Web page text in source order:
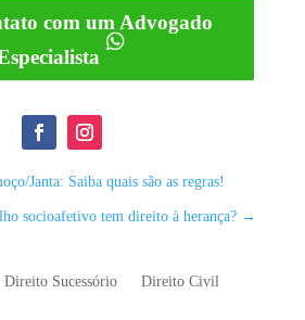
com um Advogado
Janta: Saiba quais são as regras!
socioafetivo tem direito à herança? →
Direito Sucessório
Direito Civil